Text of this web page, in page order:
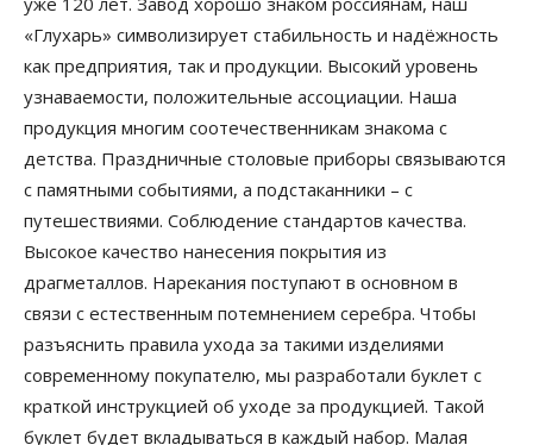
«Глухарь» символизирует стабильность и надёжность
как предприятия, так и продукции. Высокий уровень
узнаваемости, положительные ассоциации. Наша
продукция многим соотечественникам знакома с
детства. Праздничные столовые приборы связываются
с памятными событиями, а подстаканники – с
путешествиями. Соблюдение стандартов качества.
Высокое качество нанесения покрытия из
драгметаллов. Нарекания поступают в основном в
связи с естественным потемнением серебра. Чтобы
разъяснить правила ухода за такими изделиями
современному покупателю, мы разработали буклет с
краткой инструкцией об уходе за продукцией. Такой
буклет будет вкладываться в каждый набор. Малая